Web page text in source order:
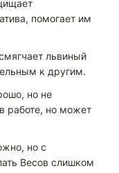
помогает им
львиный
к другим.
но не
работе, но может
но с
Весов слишком